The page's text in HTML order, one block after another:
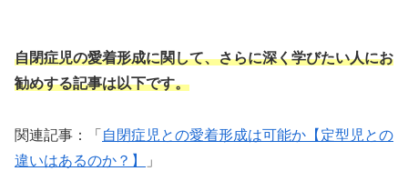
自閉症児の愛着形成に関して、さらに深く学びたい人にお
勧めする記事は以下です。
関連記事：「 自閉症児との愛着形成は可能か【定型児との
違いはあるのか？】
」